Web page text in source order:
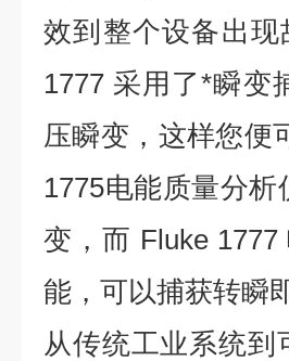
效到整个设备出现
1777 采用了*瞬变
压瞬变，这样您便
1775电能质量分
变，而 Fluke
能，可以捕获转瞬
从传统工业系统